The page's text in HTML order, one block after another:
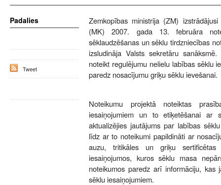
Zemkopības ministrija (ZM)
(MK) 2007. gada 13. februāra
sēklaudzēšanas un sēklu tirdzniecības
izsludināja Valsts sekretāru
noteikt regulējumu nelielu labības sēklu
paredz nosacījumu griķu sēklu ievešanai.
Noteikumu projektā noteiktas
iesaiņojumiem un to etiķetēšanai ar
aktualizējies jautājums par labības
līdz ar to noteikumi papildināti ar
auzu, tritikāles un griķu
iesaiņojumos, kuros sēklu masa
noteikumos paredz arī informāciju, kas
sēklu iesaiņojumiem.
Padalies
Tweet